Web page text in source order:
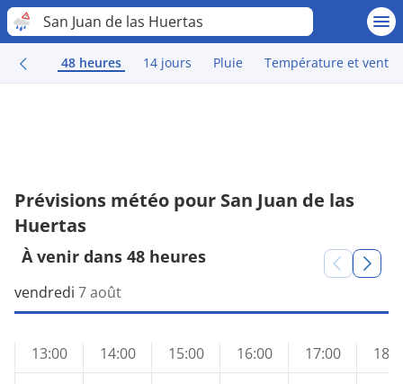
San Juan de las Huertas
48 heures 14 jours Pluie Température et vent
Prévisions météo pour San Juan de las
Huertas
À venir dans 48 heures
vendredi 7 août
13:00 14:00 15:00 16:00 17:00